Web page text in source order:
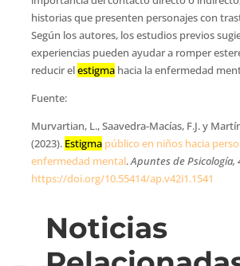
historias que presenten personajes con
Según los autores, los estudios previos
experiencias pueden ayudar a romper
reducir elestigmahacia la enfermedad
Fuente:
Murvartian, L., Saavedra-Macías, F.J. y
(2023). Estigmapúblico en niños hacia
enfermedad mental.Apuntes de Psicología,
https://doi.org/10.55414/ap.v42i1.1541
Noticias